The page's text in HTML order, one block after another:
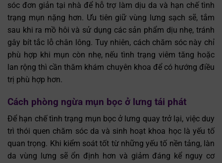
sóc đơn giản tại nhà để hỗ trợ làm dịu da và hạn chế tình
trạng mụn nặng hơn. Ưu tiên giữ vùng lưng sạch sẽ, tắm
sau khi ra mồ hôi và sử dụng các sản phẩm dịu nhẹ, tránh
gây bít tắc lỗ chân lông. Tuy nhiên, cách chăm sóc này chỉ
phù hợp khi mụn còn nhẹ, nếu tình trạng viêm tăng hoặc
lan rộng thì cần thăm khám chuyên khoa để có hướng điều
trị phù hợp hơn.
Cách phòng ngừa mụn bọc ở lưng tái phát
Để hạn chế tình trạng mụn bọc ở lưng quay trở lại, việc duy
trì thói quen chăm sóc da và sinh hoạt khoa học là yếu tố
quan trọng. Khi kiểm soát tốt từ những yếu tố nền tảng, làn
da vùng lưng sẽ ổn định hơn và giảm đáng kể nguy cơ